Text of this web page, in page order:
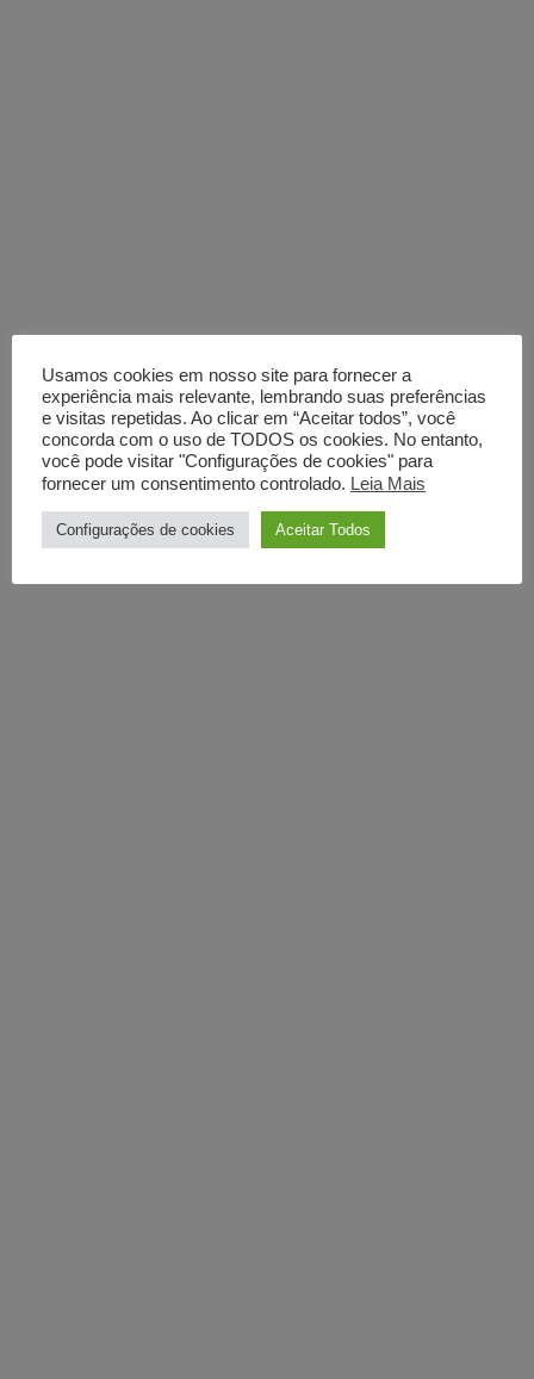
Usamos cookies em nosso site para fornecer a
experiência mais relevante, lembrando suas preferências
e visitas repetidas. Ao clicar em “Aceitar todos”, você
concorda com o uso de TODOS os cookies. No entanto,
você pode visitar "Configurações de cookies" para
fornecer um consentimento controlado. Leia Mais
Configurações de cookies Aceitar Todos